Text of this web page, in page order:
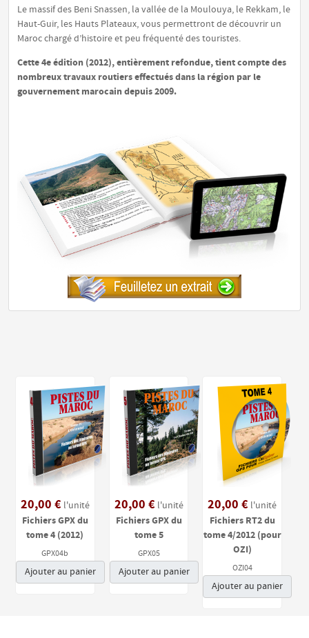
Le massif des Beni Snassen, la vallée de la Moulouya, le Rekkam, le
Haut-Guir, les Hauts Plateaux, vous permettront de découvrir un
Maroc chargé d’histoire et peu fréquenté des touristes.
Cette 4e édition (2012), entièrement refondue, tient compte des
nombreux travaux routiers effectués dans la région par le
gouvernement marocain depuis 2009.
20,00 € l'unité
Fichiers GPX du
tome 4 (2012)
GPX04b
Ajouter au panier
20,00 € l'unité
Fichiers GPX du
tome 5
GPX05
Ajouter au panier
20,00 € l'unité
Fichiers RT2 du
tome 4/2012 (pour
OZI)
OZI04
Ajouter au panier